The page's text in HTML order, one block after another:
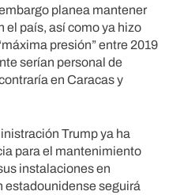
planea mantener
el país, así como ya hizo
presión” entre 2019
serían personal de
en Caracas y
Trump ya ha
para el mantenimiento
instalaciones en
estadounidense seguirá